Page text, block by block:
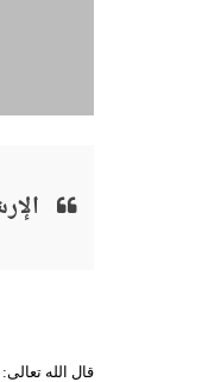
قال الله تعالى: